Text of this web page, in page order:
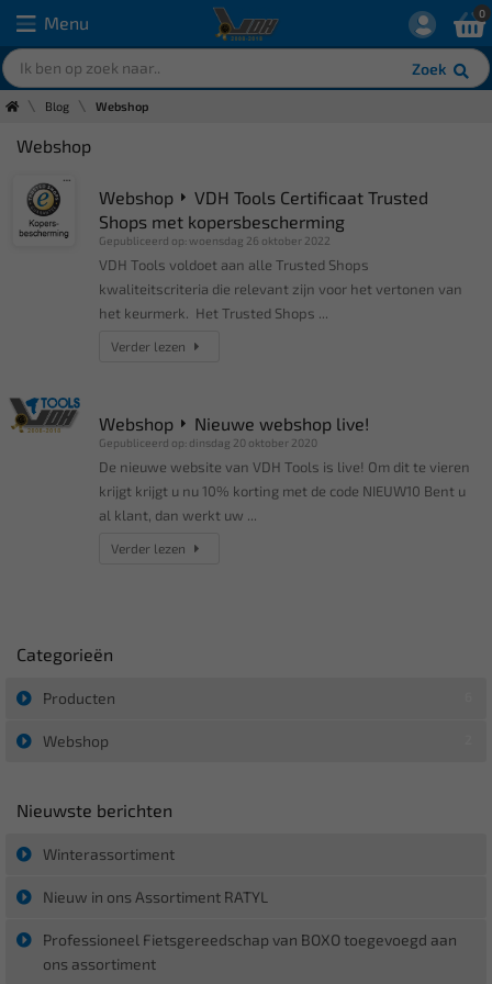
Menu
Zoek
0
Blog Webshop
Webshop
Webshop
VDH Tools Certificaat Trusted
Shops met kopersbescherming
Gepubliceerd op: woensdag 26 oktober 2022
VDH Tools voldoet aan alle Trusted Shops
kwaliteitscriteria die relevant zijn voor het vertonen van
het keurmerk. Het Trusted Shops ...
Verder lezen
Webshop Nieuwe webshop live!
Gepubliceerd op: dinsdag 20 oktober 2020
De nieuwe website van VDH Tools is live! Om dit te vieren
krijgt krijgt u nu 10% korting met de code NIEUW10 Bent u
al klant, dan werkt uw ...
Verder lezen
Categorieën
Producten
Webshop
Nieuwste berichten
Winterassortiment
Nieuw in ons Assortiment RATYL
Professioneel Fietsgereedschap van BOXO toegevoegd aan
ons assortiment